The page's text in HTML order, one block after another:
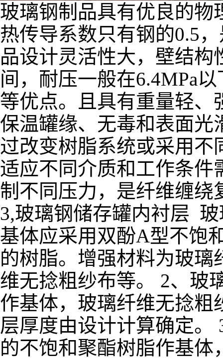
玻璃钢制品具有优良的物
热传导系数只有钢的0.5
品设计灵活性大，壁结
间，耐压一般在6.4MPa
等优点。且具有重量轻、
保温罐缘、无毒和表面
过改变树脂系统或采用
适应不同介质和工作条件
制不同压力，是纤维缠绕
3,玻璃钢储存罐内衬层
基体应采用双酚A型不饱
的树脂。增强材料为玻
维无捻粗纱布等。 2、玻
作基体，玻璃纤维无捻粗
层厚度由设计计算确定
的不饱和聚酯树脂作基